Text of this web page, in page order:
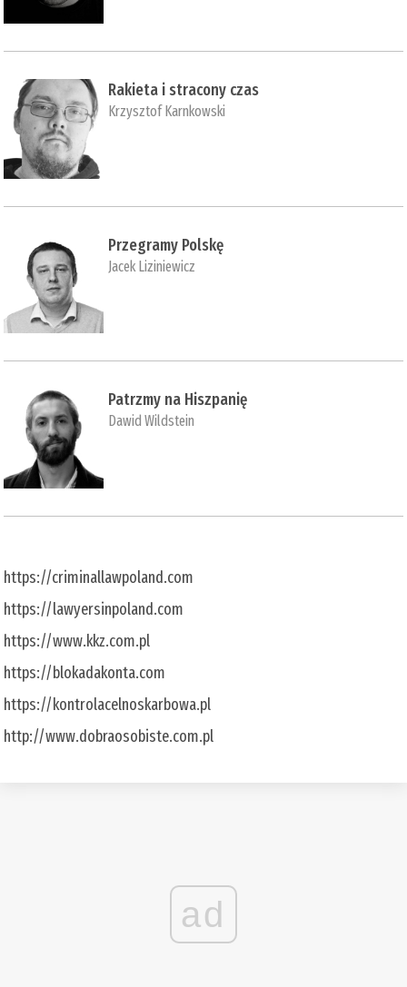
Rakieta i stracony czas
Krzysztof Karnkowski
Przegramy Polskę
Jacek Liziniewicz
Patrzmy na Hiszpanię
Dawid Wildstein
https://criminallawpoland.com
https://lawyersinpoland.com
https://www.kkz.com.pl
https://blokadakonta.com
https://kontrolacelnoskarbowa.pl
http://www.dobraosobiste.com.pl
ad